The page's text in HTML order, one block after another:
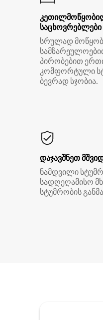
საცხოვრებლები
სრულად
პირობებით
კომფორტული
ბევრად სჯობია.
დაჯავშნეთ
ნამდვილი
სადღეღამისო
სტუმრობის